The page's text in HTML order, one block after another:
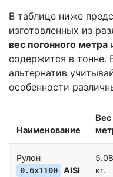
В таблице ниже
изготовленных из
вес погонного метра
содержится в тонне.
альтернатив
особенности
Наименование
Вес
Рулон
0.6х1100
AISI
кг.